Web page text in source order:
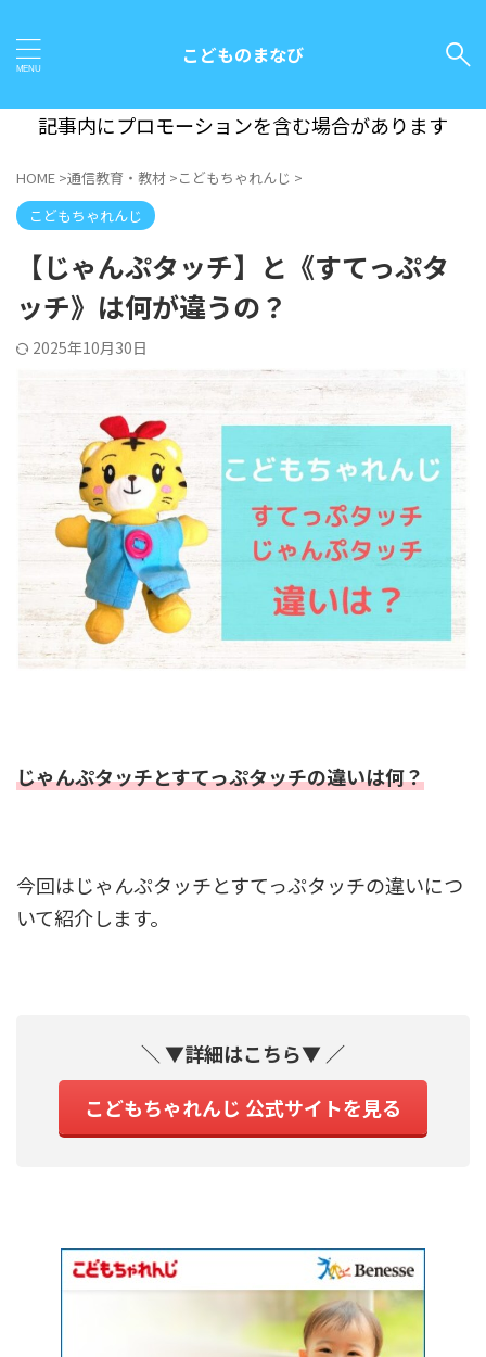
こどものまなび
記事内にプロモーションを含む場合があります
HOME >通信教育・教材 >こどもちゃれんじ >
こどもちゃれんじ
【じゃんぷタッチ】と《すてっぷタ
ッチ》は何が違うの？
2025年10月30日
じゃんぷタッチとすてっぷタッチの違いは何？
今回はじゃんぷタッチとすてっぷタッチの違いにつ
いて紹介します。
＼ ▼詳細はこちら▼ ／
こどもちゃれんじ 公式サイトを見る